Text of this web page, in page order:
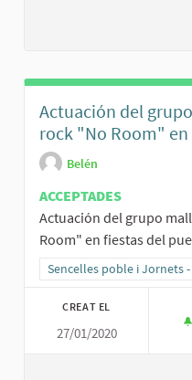
Actuación del
rock "No Room" en
Belén
ACCEPTADES
Actuación del grupo
Room" en fiestas del
Resultats al filtrar per la
Sencelles poble i Jornets -
CREAT EL
27/01/2020